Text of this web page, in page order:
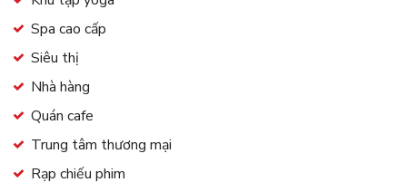
Spa cao cấp
Siêu thị
Nhà hàng
Quán cafe
Trung tâm thương mại
Rạp chiếu phim